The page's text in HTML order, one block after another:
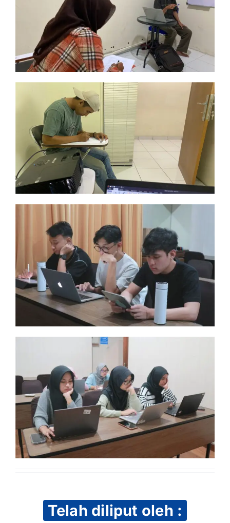
Telah diliput oleh :